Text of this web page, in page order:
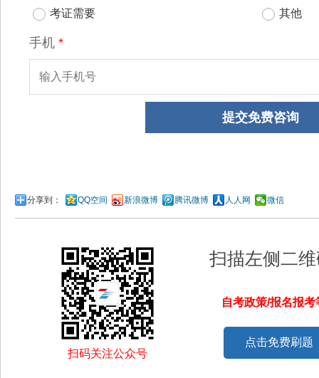
分享到： QQ空间 新浪微博 腾讯微博 人人网 微信
扫码关注公众号
扫描左侧二
自考政策/报名报
点击免费刷题